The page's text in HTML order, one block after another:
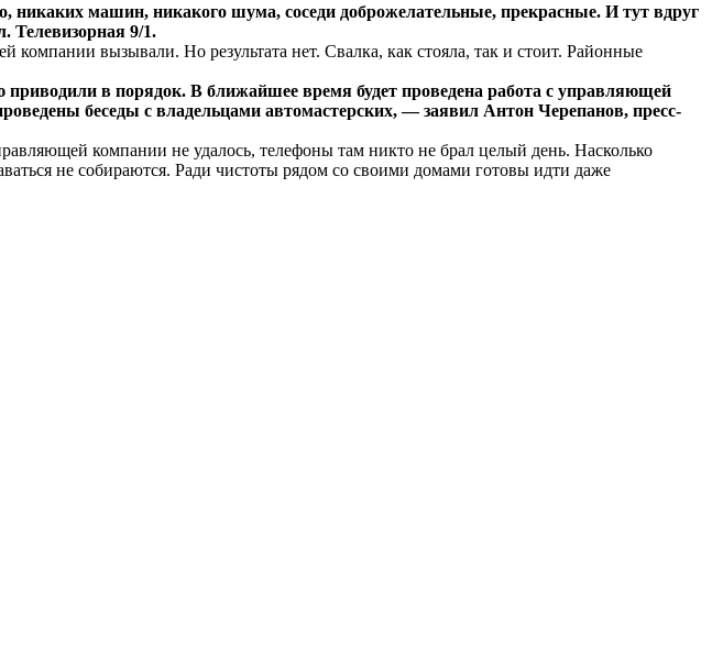
машин, никакого шума, соседи доброжелательные, прекрасные. И тут вдруг
Телевизорная 9/1.
вызывали. Но результата нет. Свалка, как стояла, так и стоит. Районные
в порядок. В ближайшее время будет проведена работа с управляющей
беседы с владельцами автомастерских, — заявил Антон Черепанов, пресс-
компании не удалось, телефоны там никто не брал целый день. Насколько
не собираются. Ради чистоты рядом со своими домами готовы идти даже